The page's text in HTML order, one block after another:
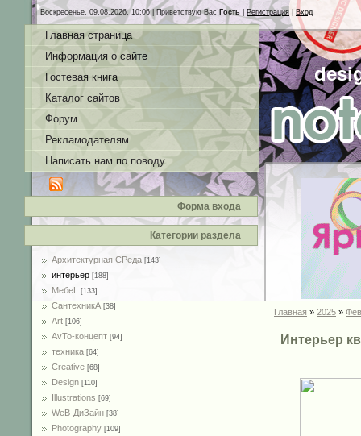
Воскресенье, 09.08.2026, 10:06 |Приветствую Вас Гость Регистрация Вход
Главная страница
Информация о сайте
Гостевая книга
Каталог сайтов
Форум
Рекламодателям
Написать нам по поводу
Форма входа
Категории раздела
Архитектурная СРеда [143]
интерьер [188]
MебеL [133]
СантехникА [38]
Art [106]
AvTo-концепт [94]
техника [64]
Creative [68]
Design [110]
Illustrations [69]
WeB-ДиЗайн [38]
Photography [109]
Главная » 2025 »
Интерьер